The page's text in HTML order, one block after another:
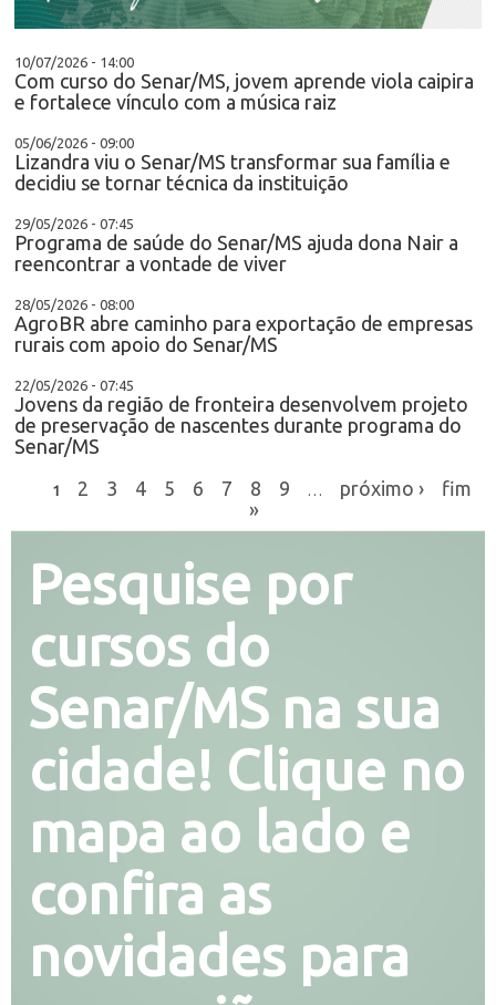
10/07/2026 - 14:00
Com curso do Senar/MS, jovem aprende viola caipira
e fortalece vínculo com a música raiz
05/06/2026 - 09:00
Lizandra viu o Senar/MS transformar sua família e
decidiu se tornar técnica da instituição
29/05/2026 - 07:45
Programa de saúde do Senar/MS ajuda dona Nair a
reencontrar a vontade de viver
28/05/2026 - 08:00
AgroBR abre caminho para exportação de empresas
rurais com apoio do Senar/MS
22/05/2026 - 07:45
Jovens da região de fronteira desenvolvem projeto
de preservação de nascentes durante programa do
Senar/MS
1 2 3 4 5 6 7 8 9 próximo ›
fim
»
Pesquise por
cursos do
Senar/MS na sua
cidade! Clique no
mapa ao lado e
confira as
novidades para